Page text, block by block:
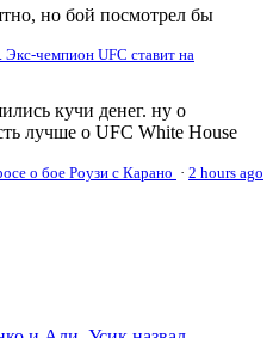
но бой посмотрел бы
Экс-чемпион UFC ставит на
кучи денег. ну о
лучше о UFC White House
о бое Роузи с Карано · 2 hours ago